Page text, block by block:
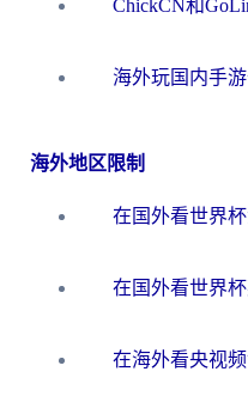
海外地区限制